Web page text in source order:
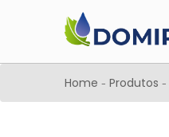
Home - Produtos -